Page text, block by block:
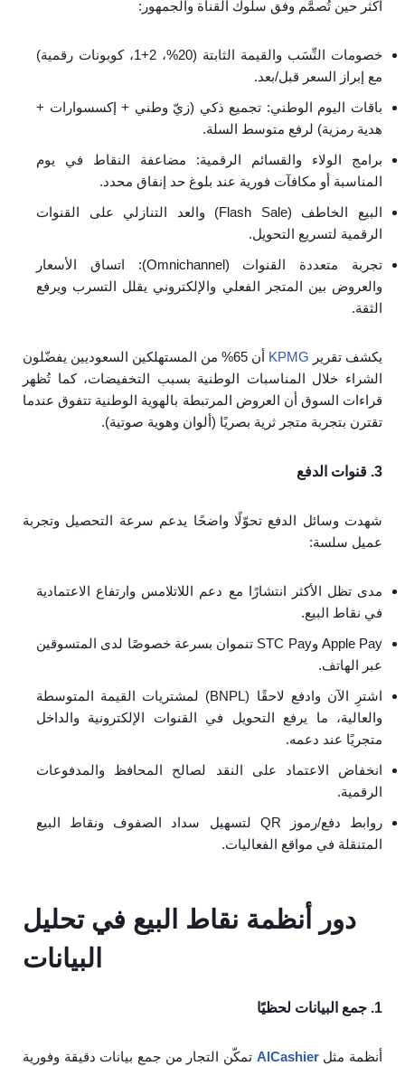
أكثر حين تُصمَّم وفق سلوك القناة والجمهور:
خصومات النِّسَب والقيمة الثابتة (20%، 2+1، كوبونات رقمية)
مع إبراز السعر قبل/بعد.
باقات اليوم الوطني: تجميع ذكي (زيّ وطني + إكسسوارات +
هدية رمزية) لرفع متوسط السلة.
برامج الولاء والقسائم الرقمية: مضاعفة النقاط في يوم
المناسبة أو مكافآت فورية عند بلوغ حد إنفاق محدد.
البيع الخاطف (Flash Sale) والعد التنازلي على القنوات
الرقمية لتسريع التحويل.
تجربة متعددة القنوات (Omnichannel): اتساق الأسعار
والعروض بين المتجر الفعلي والإلكتروني يقلل التسرب ويرفع
الثقة.
يكشف تقرير KPMG
أن 65% من المستهلكين السعوديين يفضّلون
الشراء خلال المناسبات الوطنية بسبب التخفيضات، كما تُظهر
قراءات السوق أن العروض المرتبطة بالهوية الوطنية تتفوق عندما
تقترن بتجربة متجر ثرية بصريًا (ألوان وهوية صوتية).
3. قنوات الدفع
شهدت وسائل الدفع تحوّلًا واضحًا يدعم سرعة التحصيل وتجربة
عميل سلسة:
مدى تظل الأكثر انتشارًا مع دعم اللاتلامس وارتفاع الاعتمادية
في نقاط البيع.
Apple Pay وSTC Pay تنموان بسرعة خصوصًا لدى المتسوقين
عبر الهاتف.
اشترِ الآن وادفع لاحقًا (BNPL) لمشتريات القيمة المتوسطة
والعالية، ما يرفع التحويل في القنوات الإلكترونية والداخل
متجريًا عند دعمه.
انخفاض الاعتماد على النقد لصالح المحافظ والمدفوعات
الرقمية.
روابط دفع/رموز QR لتسهيل سداد الصفوف ونقاط البيع
المتنقلة في مواقع الفعاليات.
دور أنظمة نقاط البيع في تحليل
البيانات
1. جمع البيانات لحظيًا
أنظمة مثلAlCashier تمكّن التجار من جمع بيانات دقيقة وفورية